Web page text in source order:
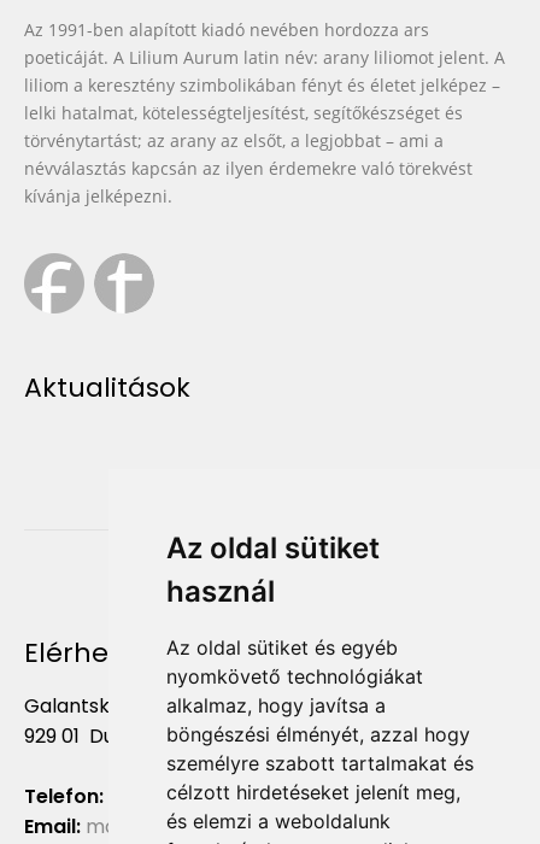
Az oldal sütiket
használ
Az oldal sütiket és egyéb
nyomkövető technológiákat
alkalmaz, hogy javítsa a
böngészési élményét, azzal hogy
személyre szabott tartalmakat és
célzott hirdetéseket jelenít meg,
és elemzi a weboldalunk
Az 1991-ben alapított kiadó nevében hordozza ars
poeticáját. A Lilium Aurum latin név: arany liliomot jelent. A
liliom a keresztény szimbolikában fényt és életet jelképez –
lelki hatalmat, kötelességteljesítést, segítőkészséget és
törvénytartást; az arany az elsőt, a legjobbat – ami a
névválasztás kapcsán az ilyen érdemekre való törekvést
kívánja jelképezni.
Aktualitások
Elérhetőség
Galantská cesta 658/2F
929 01 Dunajská Streda
Telefon:
+421 903 724 781
Email: marketing@liliumaurum.sk